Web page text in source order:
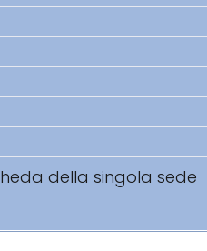
della singola sede